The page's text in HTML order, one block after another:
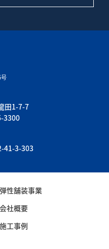
号
田1-7-7
3300
41-3-303
弾性舗装事業
会社概要
施工事例